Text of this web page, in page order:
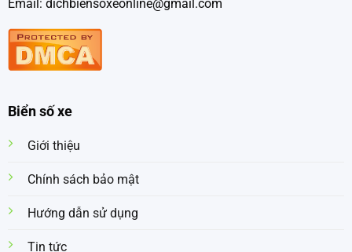
Email: dichbiensoxeonline@gmail.com
Biển số xe
Giới thiệu
Chính sách bảo mật
Hướng dẫn sử dụng
Tin tức